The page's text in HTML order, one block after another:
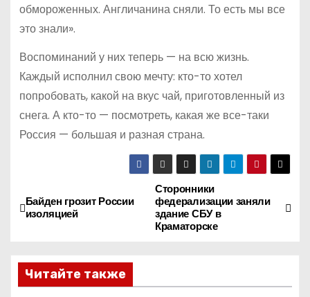
обмороженных. Англичанина сняли. То есть мы все
это знали».
Воспоминаний у них теперь — на всю жизнь.
Каждый исполнил свою мечту: кто-то хотел
попробовать, какой на вкус чай, приготовленный из
снега. А кто-то — посмотреть, какая же все-таки
Россия — большая и разная страна.
Н
а
и
Сторонники
федерализации заняли
здание СБУ в
Краматорске
Байден грозит России
изоляцией
Читайте также